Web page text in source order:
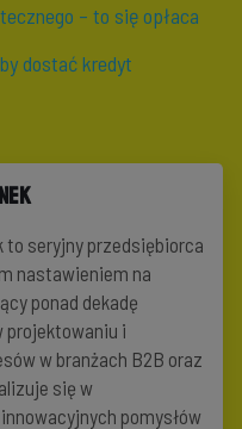
– to się opłaca
dostać kredyt
to seryjny przedsiębiorca
nastawieniem na
ponad dekadę
projektowaniu i
w branżach B2B oraz
się w
pomysłów